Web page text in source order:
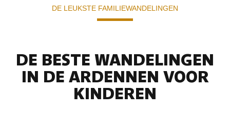
DE LEUKSTE FAMILIEWANDELINGEN
DE BESTE WANDELINGEN
IN DE ARDENNEN VOOR
KINDEREN